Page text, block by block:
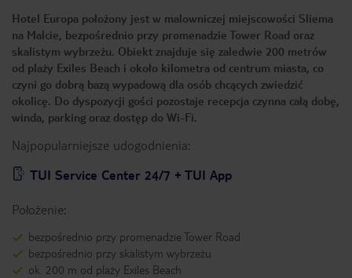
Hotel Europa położony jest w malowniczej miejscowości Sliema
na Malcie, bezpośrednio przy promenadzie Tower Road oraz
skalistym wybrzeżu. Obiekt znajduje się zaledwie 200 metrów
od plaży Exiles Beach i około kilometra od centrum miasta, co
czyni go dobrą bazą wypadową dla osób chcących zwiedzić
okolicę. Do dyspozycji gości pozostaje recepcja czynna całą dobę,
winda, parking oraz dostęp do Wi-Fi.
Najpopularniejsze udogodnienia:
TUI Service Center 24/7 + TUI App
Położenie:
bezpośrednio przy promenadzie Tower Road
bezpośrednio przy skalistym wybrzeżu
ok. 200 m od plaży Exiles Beach